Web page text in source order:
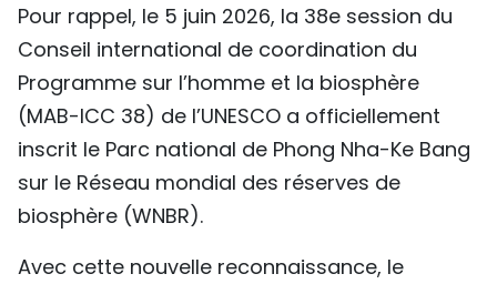
Pour rappel, le 5 juin 2026, la 38e session du
Conseil international de coordination du
Programme sur l’homme et la biosphère
(MAB-ICC 38) de l’UNESCO a officiellement
inscrit le Parc national de Phong Nha-Ke Bang
sur le Réseau mondial des réserves de
biosphère (WNBR).
Avec cette nouvelle reconnaissance, le